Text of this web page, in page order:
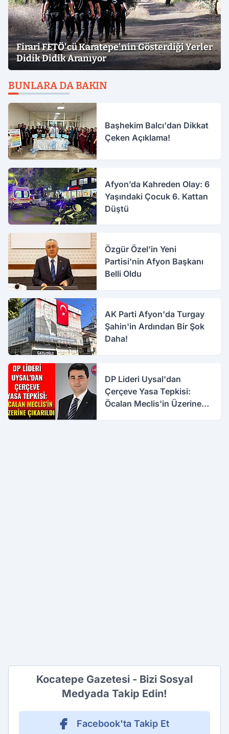
Firari FETÖ'cü Karatepe'nin Gösterdiği Yerler
Didik Didik Aranıyor
BUNLARA DA BAKIN
Başhekim Balcı'dan Dikkat
Çeken Açıklama!
Afyon’da Kahreden Olay: 6
Yaşındaki Çocuk 6. Kattan
Düştü
Özgür Özel'in Yeni
Partisi'nin Afyon Başkanı
Belli Oldu
AK Parti Afyon'da Turgay
Şahin'in Ardından Bir Şok
Daha!
DP Lideri Uysal'dan
Çerçeve Yasa Tepkisi:
Öcalan Meclis'in Üzerine
Kocatepe Gazetesi - Bizi Sosyal
Medyada Takip Edin!
Facebook'ta Takip Et